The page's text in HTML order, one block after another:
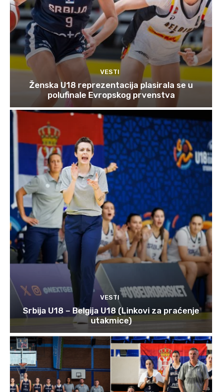
VESTI
Ženska U18 reprezentacija plasirala se u
polufinale Evropskog prvenstva
VESTI
Srbija U18 – Belgija U18 (Linkovi za praćenje
utakmice)